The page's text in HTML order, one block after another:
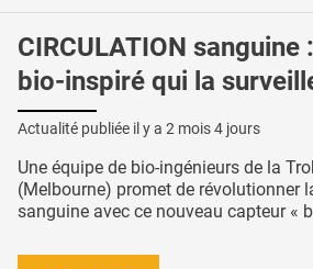
CIRCULATION sanguine
bio-inspiré qui la
Actualité publiée il y a 2 mois 4 jours
Une équipe de bio-ingénieurs de la
(Melbourne) promet de révolutionner
sanguine avec ce nouveau capteur «